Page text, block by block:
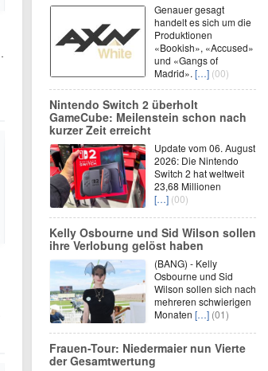
Genauer gesagt
handelt es sich um die
Produktionen
«Bookish», «Accused»
und «Gangs of
Madrid». […] (00)
Nintendo Switch 2 überholt
GameCube: Meilenstein schon nach
kurzer Zeit erreicht
Update vom 06. August
2026: Die Nintendo
Switch 2 hat weltweit
23,68 Millionen
[…] (00)
Kelly Osbourne und Sid Wilson sollen
ihre Verlobung gelöst haben
(BANG) - Kelly
Osbourne und Sid
Wilson sollen sich nach
mehreren schwierigen
Monaten […] (01)
Frauen-Tour: Niedermaier nun Vierte
der Gesamtwertung